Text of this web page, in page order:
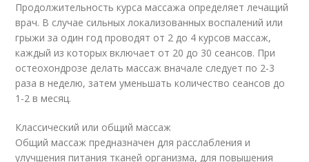
Продолжительность курса массажа определяет лечащий
врач. В случае сильных локализованных воспалений или
грыжи за один год проводят от 2 до 4 курсов массаж,
каждый из которых включает от 20 до 30 сеансов. При
остеохондрозе делать массаж вначале следует по 2-3
раза в неделю, затем уменьшать количество сеансов до
1-2 в месяц.
Классический или общий массаж
Общий массаж предназначен для расслабления и
улучшения питания тканей организма, для повышения